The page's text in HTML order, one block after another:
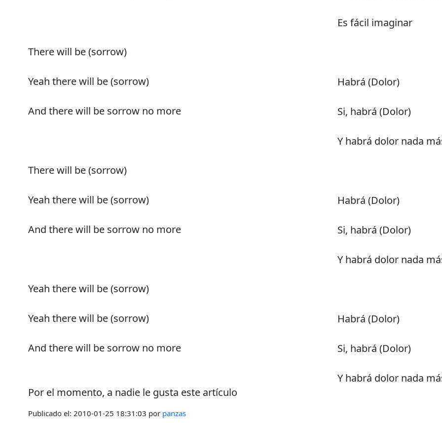
There will be (sorrow)
Yeah there will be (sorrow)
And there will be sorrow no more
There will be (sorrow)
Yeah there will be (sorrow)
And there will be sorrow no more
Yeah there will be (sorrow)
Yeah there will be (sorrow)
And there will be sorrow no more
Por el momento, a nadie le gusta este artículo
Publicado el: 2010-01-25 18:31:03 por panzas
Es fácil imaginar
Habrá (Dolor)
Si, habrá (Dolor)
Y habrá dolor nada
Habrá (Dolor)
Si, habrá (Dolor)
Y habrá dolor nada
Habrá (Dolor)
Si, habrá (Dolor)
Y habrá dolor nada